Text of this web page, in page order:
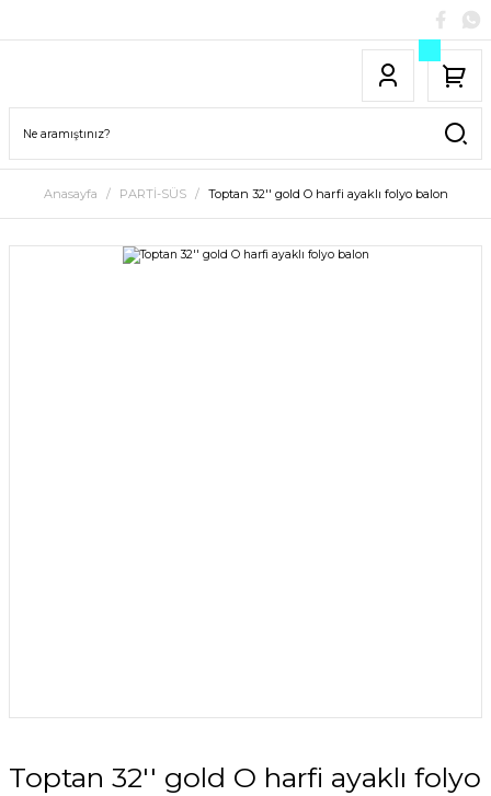
Anasayfa PARTİ-SÜS Toptan 32'' gold O harfi ayaklı folyo balon
Toptan 32'' gold O harfi ayaklı folyo